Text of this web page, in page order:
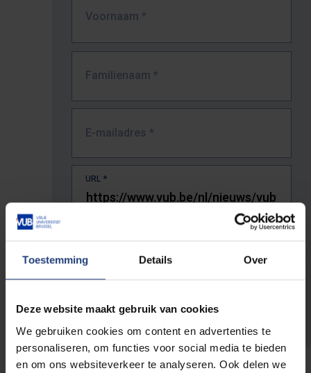
Toestemming Details Over
Deze website maakt gebruik van cookies
We gebruiken cookies om content en advertenties te
personaliseren, om functies voor social media te bieden
en om ons websiteverkeer te analyseren. Ook delen we
Voornaam *
Familienaam *
E-mailadres *
URL *
De volledige URL van de pagina waar je de fout zag.